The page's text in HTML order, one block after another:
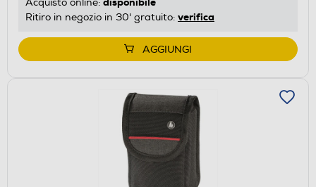
Ritiro in negozio in 30' gratuito: verifica
AGGIUNGI